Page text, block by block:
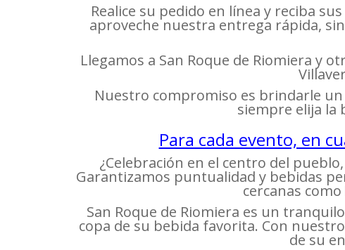
Realice su pedido en línea y reciba
aproveche nuestra entrega rápida,
Llegamos a San Roque de Riomiera y
Nuestro compromiso es brindarle
siempre elija la
Para cada evento, en
¿Celebración en el centro del
Garantizamos puntualidad y bebidas
cercanas como
San Roque de Riomiera es un
copa de su bebida favorita. Con
de su